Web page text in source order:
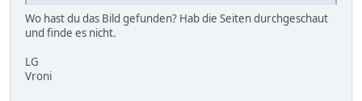
Wo hast du das Bild gefunden? Hab die Seiten durchgeschaut
und finde es nicht.
LG
Vroni